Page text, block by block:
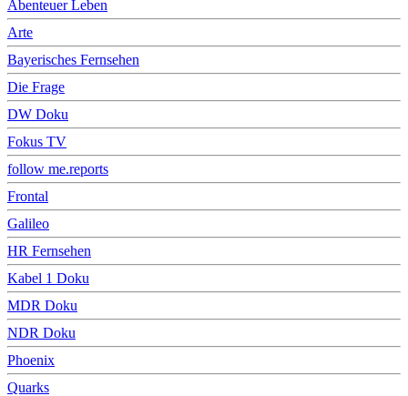
Abenteuer Leben
Arte
Bayerisches Fernsehen
Die Frage
DW Doku
Fokus TV
follow me.reports
Frontal
Galileo
HR Fernsehen
Kabel 1 Doku
MDR Doku
NDR Doku
Phoenix
Quarks